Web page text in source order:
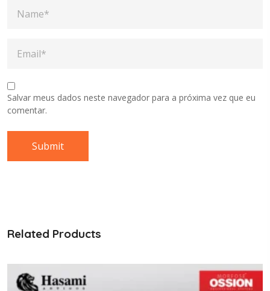
Salvar meus dados neste navegador para a próxima vez que eu
comentar.
Related Products